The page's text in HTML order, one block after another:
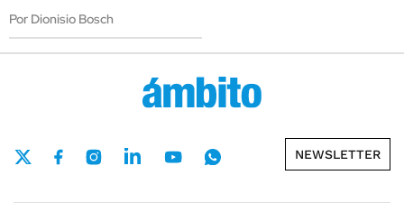
Por Dionisio Bosch
NEWSLETTER